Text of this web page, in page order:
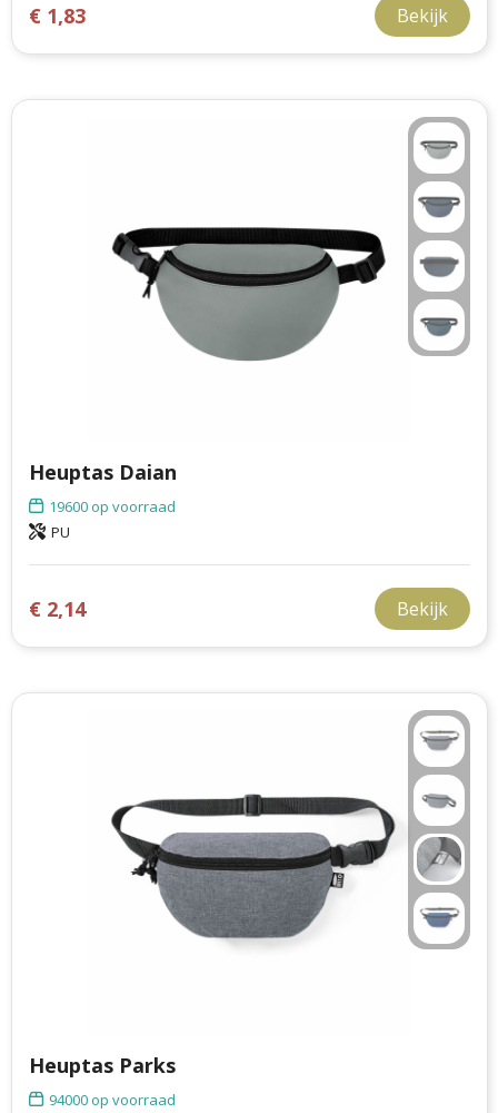
€ 1,83 Bekijk
Heuptas Daian
19600op voorraad
PU
€ 2,14 Bekijk
Heuptas Parks
94000op voorraad